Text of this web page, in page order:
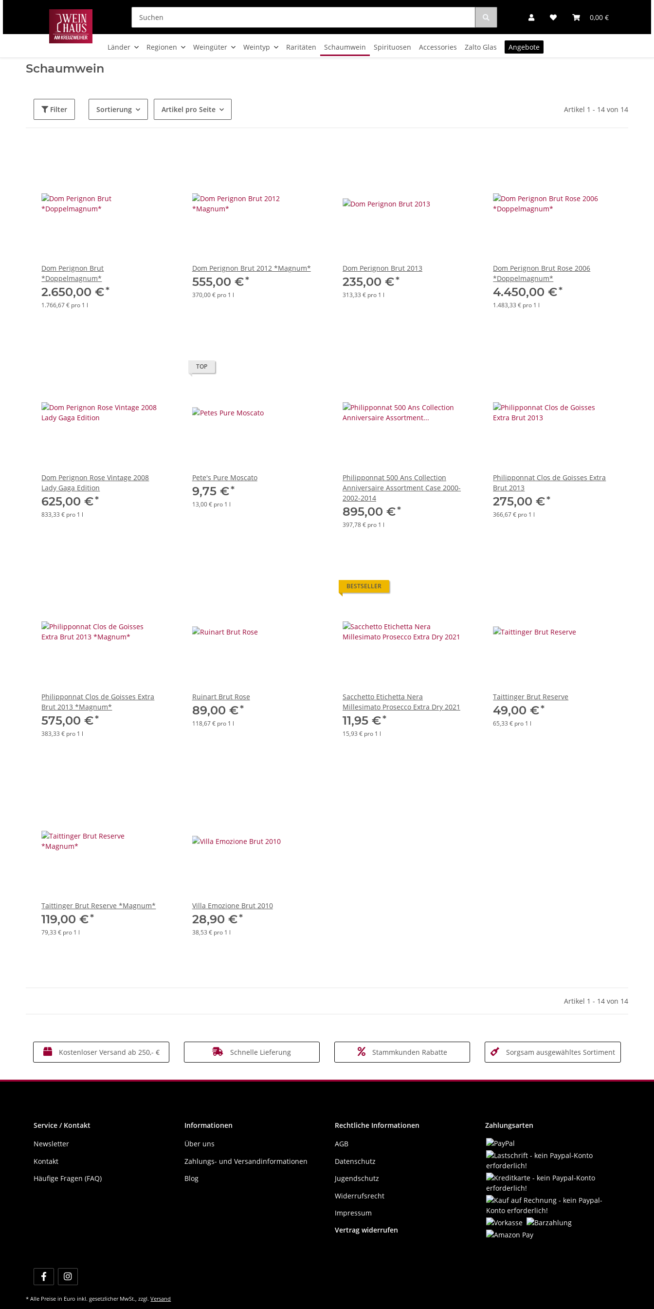
0,00 €
Länder Regionen Weingüter Weintyp Raritäten Schaumwein Spirituosen Accessories Zalto Glas Angebote
Schaumwein
Filter Sortierung Artikel pro Seite Artikel 1 - 14 von 14
Dom Perignon Brut
*Doppelmagnum*
2.650,00 €*
1.766,67 € pro 1 l
Dom Perignon Brut 2012 *Magnum*
555,00 €*
370,00 € pro 1 l
Dom Perignon Brut 2013
235,00 €*
313,33 € pro 1 l
Dom Perignon Brut Rose 2006
*Doppelmagnum*
4.450,00 €*
1.483,33 € pro 1 l
Dom Perignon Rose Vintage 2008
Lady Gaga Edition
625,00 €*
833,33 € pro 1 l
TOP
Pete's Pure Moscato
9,75 €*
13,00 € pro 1 l
Philipponnat 500 Ans Collection
Anniversaire Assortment Case 2000-
2002-2014
895,00 €*
397,78 € pro 1 l
Philipponnat Clos de Goisses Extra
Brut 2013
275,00 €*
366,67 € pro 1 l
Philipponnat Clos de Goisses Extra
Brut 2013 *Magnum*
575,00 €*
383,33 € pro 1 l
Ruinart Brut Rose
89,00 €*
118,67 € pro 1 l
BESTSELLER
Sacchetto Etichetta Nera
Millesimato Prosecco Extra Dry 2021
11,95 €*
15,93 € pro 1 l
Taittinger Brut Reserve
49,00 €*
65,33 € pro 1 l
Taittinger Brut Reserve *Magnum*
119,00 €*
79,33 € pro 1 l
Villa Emozione Brut 2010
28,90 €*
38,53 € pro 1 l
Artikel 1 - 14 von 14
Kostenloser Versand ab 250,- € Schnelle Lieferung Stammkunden Rabatte Sorgsam ausgewähltes Sortiment
Service / Kontakt
Newsletter
Kontakt
Häufige Fragen (FAQ)
Informationen
Über uns
Zahlungs- und Versandinformationen
Blog
Rechtliche Informationen
AGB
Datenschutz
Jugendschutz
Widerrufsrecht
Impressum
Vertrag widerrufen
Zahlungsarten
* Alle Preise in Euro inkl. gesetzlicher MwSt., zzgl.Versand